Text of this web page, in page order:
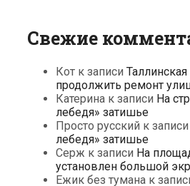
Свежие
Кот к записи
продолжить ремонт
Катерина к записи На
лебедя» затишье
Просто русский к записи
лебедя» затишье
Серж к записи На
установлен большой
Ежик без тумана к